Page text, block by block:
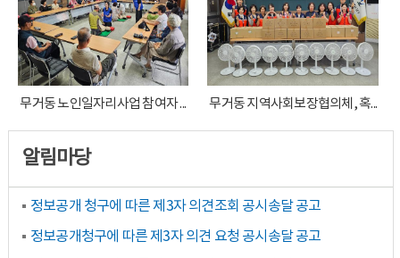
무거동 노인일자리사업 참여자 ... 무거동 지역사회보장협의체, 혹...
알림마당
정보공개 청구에 따른 제3자 의견조회 공시송달 공고
정보공개청구에 따른 제3자 의견 요청 공시송달 공고